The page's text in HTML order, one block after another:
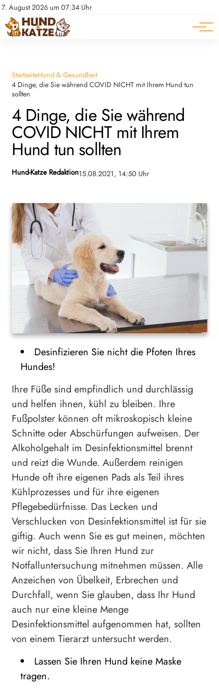
7. August 2026 um 07:34 Uhr
Datenschutz
Impressum
Pferde
Ratgeber
StartseiteHund & Gesundheit
4 Dinge, die Sie während COVID NICHT mit Ihrem Hund tun
sollten
4 Dinge, die Sie während
COVID NICHT mit Ihrem
Hund tun sollten
Hund-Katze Redaktion15.08.2021, 14:50 Uhr
Desinfizieren Sie nicht die Pfoten Ihres
Hundes!
Ihre Füße sind empfindlich und durchlässig
und helfen ihnen, kühl zu bleiben. Ihre
Fußpolster können oft mikroskopisch kleine
Schnitte oder Abschürfungen aufweisen. Der
Alkoholgehalt im Desinfektionsmittel brennt
und reizt die Wunde. Außerdem reinigen
Hunde oft ihre eigenen Pads als Teil ihres
Kühlprozesses und für ihre eigenen
Pflegebedürfnisse. Das Lecken und
Verschlucken von Desinfektionsmittel ist für sie
giftig. Auch wenn Sie es gut meinen, möchten
wir nicht, dass Sie Ihren Hund zur
Notfalluntersuchung mitnehmen müssen. Alle
Anzeichen von Übelkeit, Erbrechen und
Durchfall, wenn Sie glauben, dass Ihr Hund
auch nur eine kleine Menge
Desinfektionsmittel aufgenommen hat, sollten
von einem Tierarzt untersucht werden.
Lassen Sie Ihren Hund keine Maske
tragen.